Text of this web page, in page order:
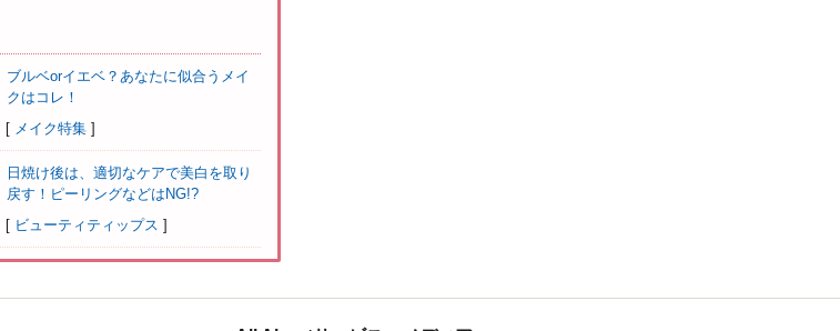
ブルベorイエベ？あなたに似合うメイ
クはコレ！
[ メイク特集]
日焼け後は、適切なケアで美白を取り
戻す！ピーリングなどはNG!?
[ ビューティティップス ]